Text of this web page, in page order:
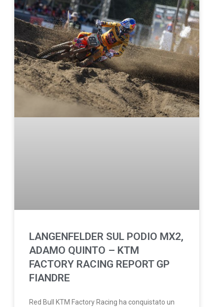
LANGENFELDER SUL PODIO MX2,
ADAMO QUINTO – KTM
FACTORY RACING REPORT GP
FIANDRE
Red Bull KTM Factory Racing ha conquistato un